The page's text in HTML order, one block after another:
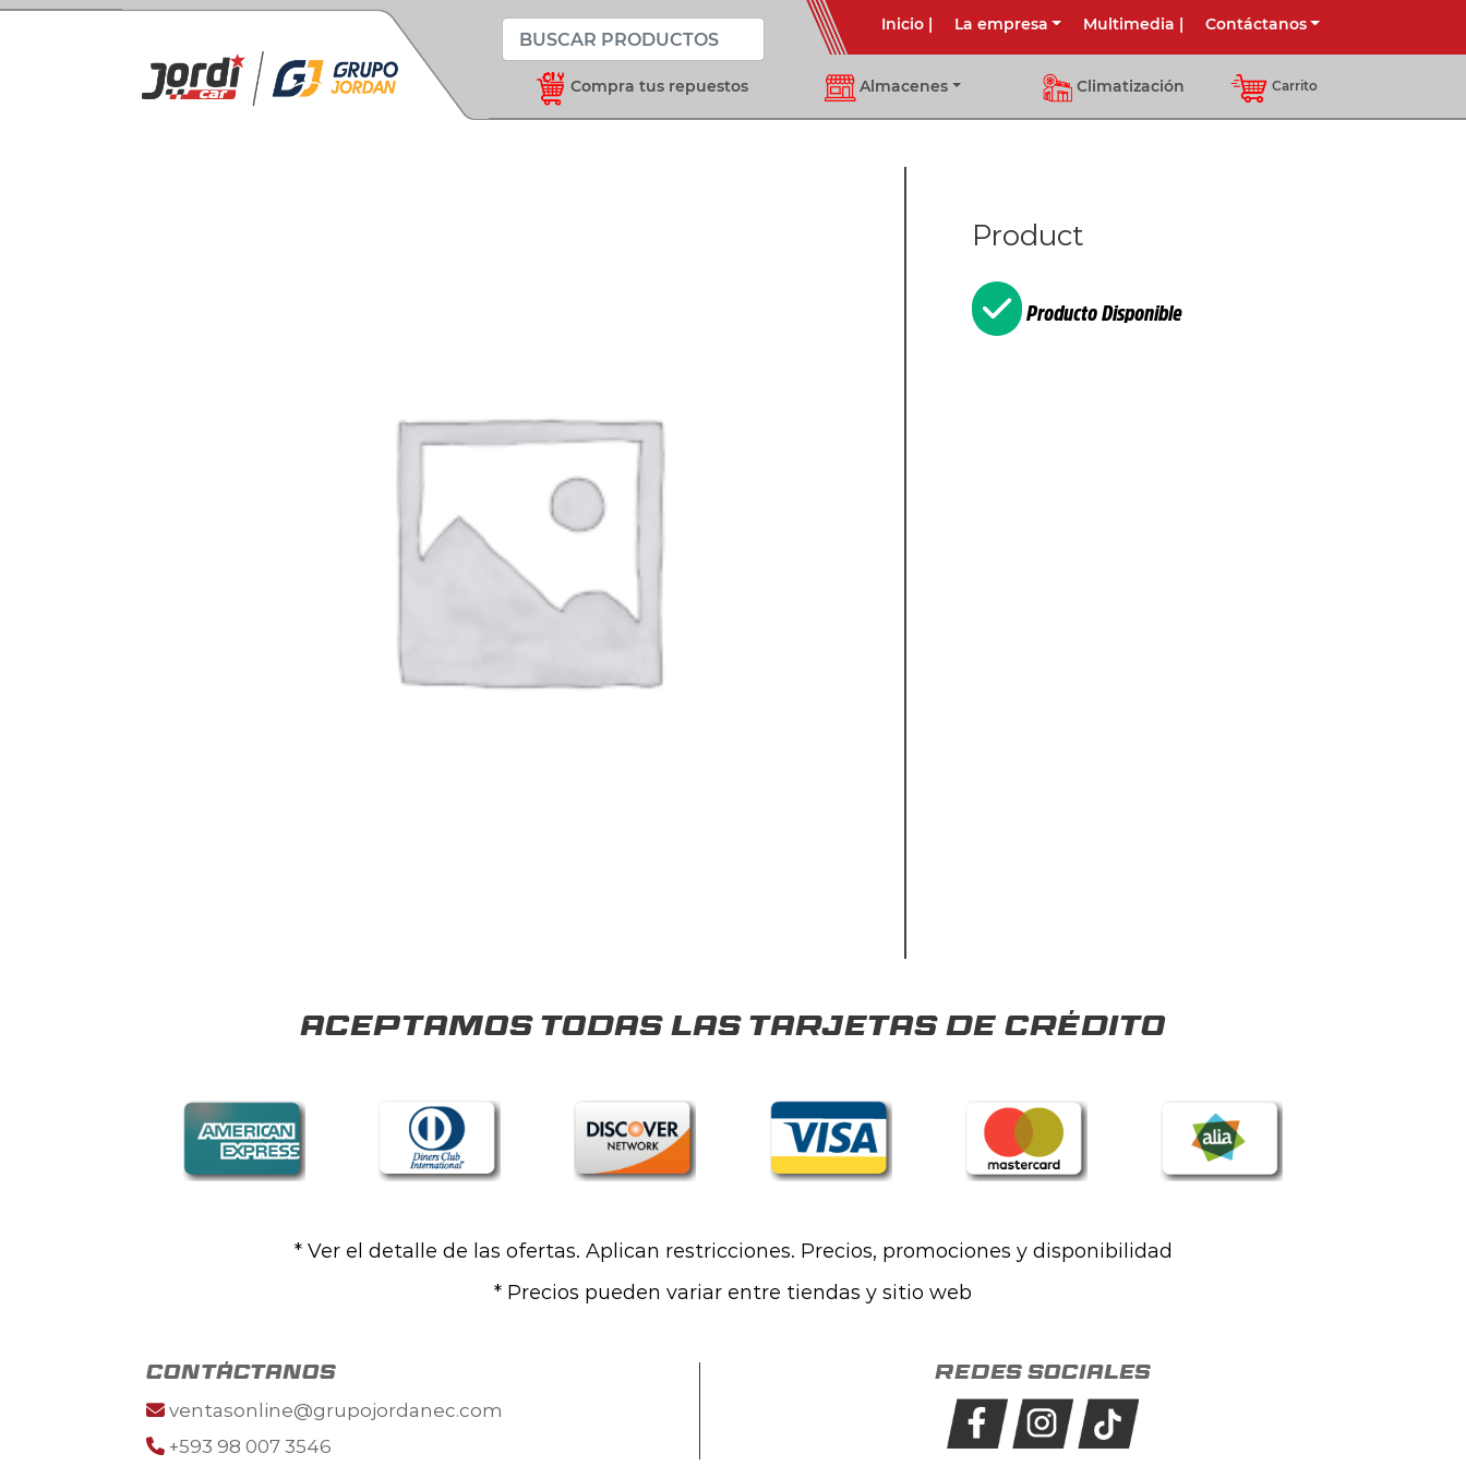
Inicio| La empresa Multimedia | Contáctanos
Compra tus repuestos Almacenes Climatización Carrito
Product
Producto Disponible
Aceptamos todas las tarjetas de crédito
* Ver el detalle de las ofertas. Aplican restricciones. Precios, promociones y disponibilidad
* Precios pueden variar entre tiendas y sitio web
contáctanos
ventasonline@grupojordanec.com
+593 98 007 3546
Redes sociales